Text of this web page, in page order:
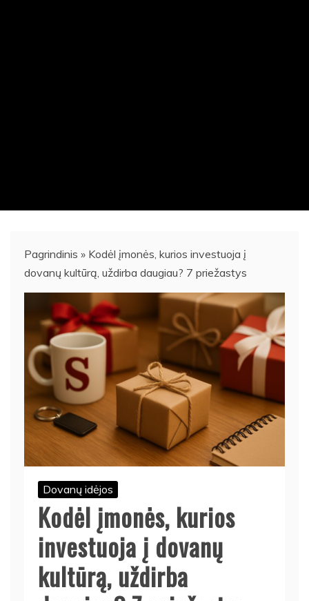
Pagrindinis » Kodėl įmonės, kurios investuoja į
dovanų kultūrą, uždirba daugiau? 7 priežastys
Dovanų idėjos
Kodėl įmonės, kurios
investuoja į dovanų
kultūrą, uždirba